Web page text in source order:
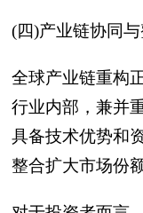
(四)产业链协同
全球产业链重构
行业内部，兼并
具备技术优势和
整合扩大市场份